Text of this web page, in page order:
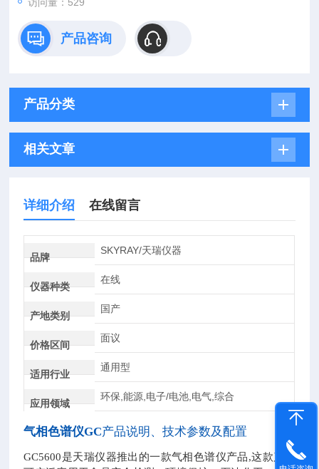
产品咨询
产品分类
相关文章
详细介绍 在线留言
品牌
SKYRAY/天瑞仪器
仪器种类
在线
产地类别
国产
价格区间
面议
适用行业
通用型
应用领域
环保,能源,电子/电池,电气,综合
气相色谱仪GC产品说明、技术参数及配置
GC5600是天瑞仪器推出的一款气相色谱仪产品,这款产品